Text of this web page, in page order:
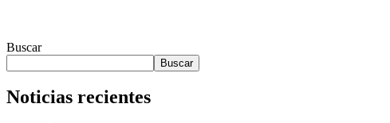
Buscar
Buscar
Noticias recientes